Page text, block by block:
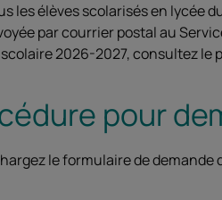
les élèves scolarisés en lycée
par courrier postal au
2026-2027, consultez le
pour
le formulaire de demande